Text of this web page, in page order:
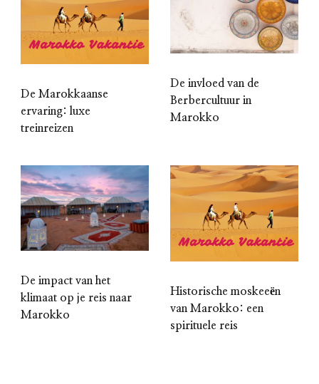
De Marokkaanse
ervaring: luxe
treinreizen
De invloed van de
Berbercultuur in
Marokko
De impact van het
klimaat op je reis naar
Marokko
Historische moskeeën
van Marokko: een
spirituele reis